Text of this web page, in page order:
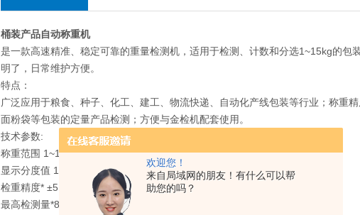
欢迎您！
来自局域网的朋友！有什么可以帮
助您的吗？
桶装产品自动称重机
是一款高速精准、稳定可靠的重量检测机，适用于检测、计数和分选1~15kg的
明了，日常维护方便。
特点：
广泛应用于粮食、种子、化工、建工、物流快递、自动化产线包装等行业；称重
面粉袋等包装的定量产品检测；方便与金检机配套使用。
技术参数:
称重范围 1~15kg
显示分度值 1g
检重精度* ±5 g
最高检测量*85件/分钟